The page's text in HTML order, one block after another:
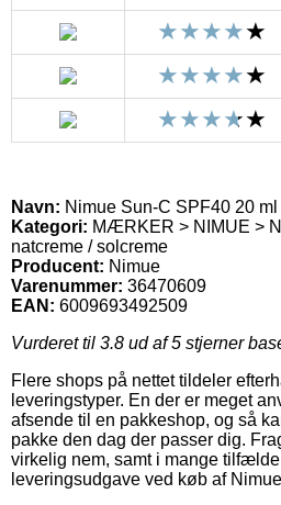
Navn: Nimue Sun-C SPF40 20 ml
Kategori: MÆRKER > NIMUE >
natcreme / solcreme
Producent: Nimue
Varenummer: 36470609
EAN: 6009693492509
Vurderet til 3.8 ud af 5 stjerner
Flere shops på nettet tildeler
leveringstyper. En der er meget
afsende til en pakkeshop, og så
pakke den dag der passer dig.
virkelig nem, samt i mange
leveringsudgave ved køb af